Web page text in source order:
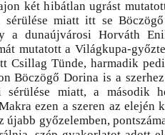
két hibátlan ugrást
sérülése miatt itt se
a dunaújvárosi Horváth
mutatott a Világkupa-
Csillag Tünde, harmadik
Böczögő Dorina is a
sérülése miatt, a második
ezen a szeren az elején
újabb győzelemben,